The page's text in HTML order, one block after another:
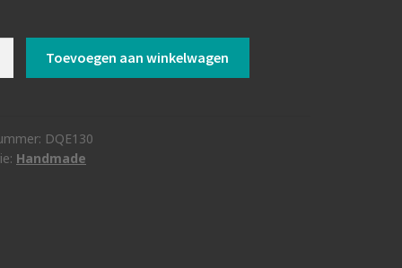
Toevoegen aan winkelwagen
DQE130
Handmade